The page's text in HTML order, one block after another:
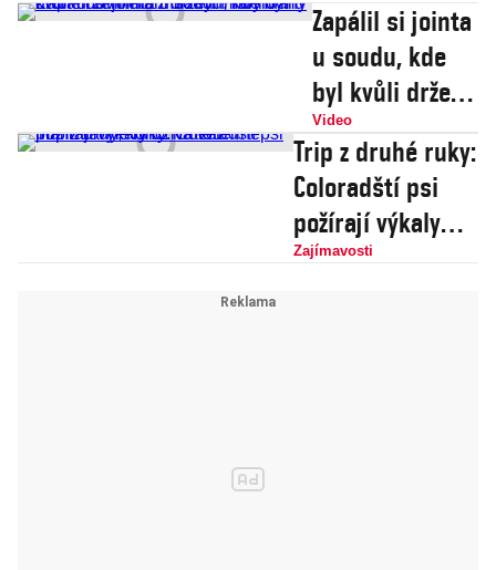
Zapálil si jointa
u soudu, kde
byl kvůli držení
marihuany.
Přibylo mu
druhé obvinění
z držení
marihuany
Video
Trip z druhé ruky:
Coloradští psi
požírají výkaly
uživatelů
Zajímavosti